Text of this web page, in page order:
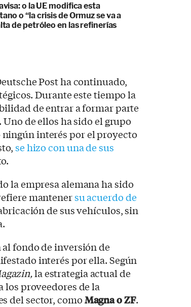
o la UE modifica esta
o “la crisis de Ormuz se va a
de petróleo en las refinerías
Post ha continuado,
Durante este tiempo la
de entrar a formar parte
de ellos ha sido el grupo
ningún interés por el proyecto
se hizo con una de sus
la empresa alemana ha sido
mantenersu acuerdo de
de sus vehículos, sin
fondo de inversión de
interés por ella. Según
,la estrategia actual de
los proveedores de la
del sector, comoMagna o ZF.